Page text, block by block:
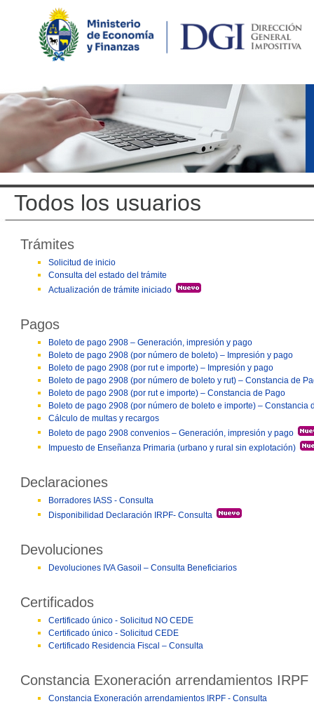
Todos los usuarios
Trámites
Solicitud de inicio
Consulta del estado del trámite
Actualización de trámite iniciado
Pagos
Boleto de pago 2908 – Generación, impresión y pago
Boleto de pago 2908 (por número de boleto) – Impresión y pago
Boleto de pago 2908 (por rut e importe) – Impresión y pago
Boleto de pago 2908 (por número de boleto y rut) – Constancia de
Boleto de pago 2908 (por rut e importe) – Constancia de Pago
Boleto de pago 2908 (por número de boleto e importe) – Constancia
Cálculo de multas y recargos
Boleto de pago 2908 convenios – Generación, impresión y pago
Impuesto de Enseñanza Primaria (urbano y rural sin explotación)
Declaraciones
Borradores IASS - Consulta
Disponibilidad Declaración IRPF- Consulta
Devoluciones
Devoluciones IVA Gasoil – Consulta Beneficiarios
Certificados
Certificado único - Solicitud NO CEDE
Certificado único - Solicitud CEDE
Certificado Residencia Fiscal – Consulta
Constancia Exoneración arrendamientos IRPF
Constancia Exoneración arrendamientos IRPF - Consulta